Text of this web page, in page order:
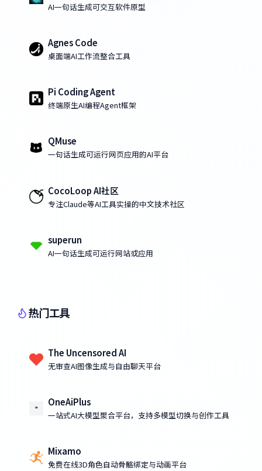
AI一句话生成可交互软件原型
Agnes Code
桌面端AI工作流整合工具
Pi Coding Agent
终端原生AI编程Agent框架
QMuse
一句话生成可运行网页应用的AI平台
CocoLoop AI社区
专注Claude等AI工具实操的中文技术社区
superun
AI一句话生成可运行网站或应用
热门工具
The Uncensored AI
无审查AI图像生成与自由聊天平台
OneAiPlus
一站式AI大模型聚合平台，支持多模型切换与创作工具
Mixamo
免费在线3D角色自动骨骼绑定与动画平台